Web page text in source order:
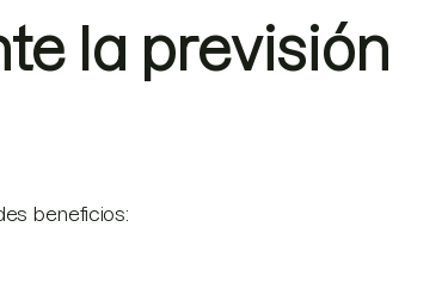
la previsión
beneficios: